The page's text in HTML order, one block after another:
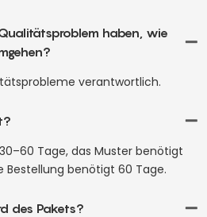
haben, wie
verantwortlich.
Tage, das Muster benötigt
Bestellung benötigt 60 Tage.
des Pakets?